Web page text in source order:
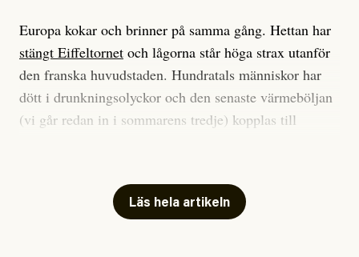
Europa kokar och brinner på samma gång. Hettan har
stängt Eiffeltornet och lågorna står höga strax utanför
den franska huvudstaden. Hundratals människor har
dött i drunkningsolyckor och den senaste värmeböljan
(vi går redan in i sommarens tredje) kopplas till
Har du också panik i hettan? Känns det som en
mardröm? Bra, allt annat vore fullständigt orimligt.
Läs hela artikeln